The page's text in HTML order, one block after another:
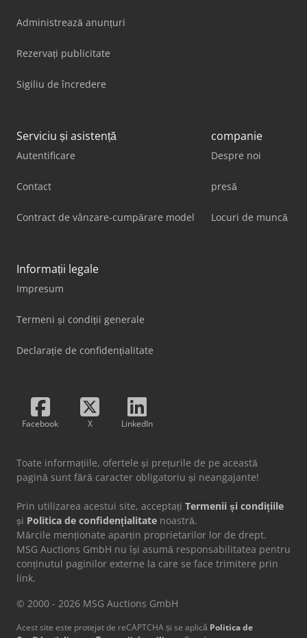
Administrează anunțuri
Rezervați publicitate
Sigiliu de încredere
Serviciu și asistență
Autentificare
Contact
Contract de vânzare-cumpărare model
companie
Despre noi
presă
Locuri de muncă
Informații legale
Impresum
Termeni și condiții generale
Declarație de confidențialitate
Facebook X LinkedIn
Toate informațiile, ofertele și prețurile de pe această
pagină sunt fără caracter obligatoriu și neangajante!
Prin utilizarea acestui site, acceptați Termenii și condițiile
și Politica de confidențialitate noastră.
Mărcile menționate aparțin proprietarilor lor de drept.
MSG Auctions GmbH nu își asumă responsabilitatea pentru
conținutul paginilor externe la care se face trimitere prin
link.
© 2000 - 2026 MSG Auctions GmbH
Acest site este protejat de reCAPTCHA și se aplică Politica de